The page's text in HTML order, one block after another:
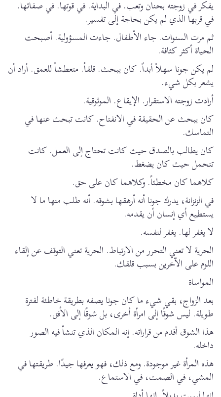
يفكر في زوجته بحنان وتعب. في البداية. في قوتها. في صفائها.
في قربها الذي لم يكن بحاجة إلى تفسير.
ثم مرت السنوات. جاء الأطفال. جاءت المسؤولية. أصبحت
الحياة أكثر كثافة.
لم يكن جونا سهلاً أبداً. كان يبحث. قلقاً. متعطشاً للعمق. أراد أن
يشعر بكل شيء.
أرادت زوجته الاستقرار. الإيقاع. الموثوقية.
كان يبحث عن الحقيقة في الانفتاح. كانت تبحث عنها في
التماسك.
كان يطالب بالصدق حيث كانت تحتاج إلى العمل. كانت
تتحمل حيث كان يضغط.
كلاهما كان مخطئاً. وكلاهما كان على حق.
في الزنزانة، يدرك جونا أنه أرهقها بشوقه. أنه طلب منها ما لا
يستطيع أي إنسان أن يقدمه.
لا يغفر لها. يغفر لنفسه.
الحرية لا تعني التحرر من الارتباط. الحرية تعني التوقف عن إلقاء
اللوم على الآخرين بسبب قلقك.
المواساة
بعد الزواج، بقي شيء ما كان جونا يصفه بطريقة خاطئة لفترة
طويلة. ليس شوقًا إلى امرأة أخرى، بل شوقًا إلى الأفق.
هذا الشوق أقدم من قراراته. إنه المكان الذي تنشأ فيه الصور
داخله.
هذه المرأة غير موجودة. ومع ذلك، فهو يعرفها جيدًا. طريقتها في
المشي، في الصمت، في الاستماع.